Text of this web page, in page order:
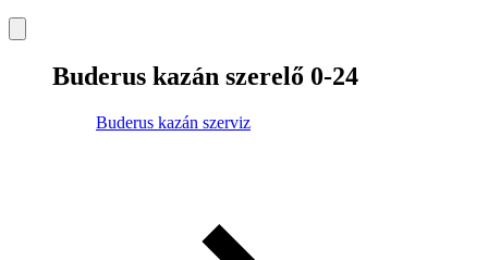
Buderus kazán szerelő 0-24
Buderus kazán szerviz